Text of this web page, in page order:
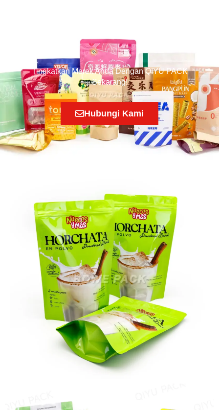
Tingkatkan Merek Anda Dengan QIYU PACK
Sekarang!
Hubungi Kami